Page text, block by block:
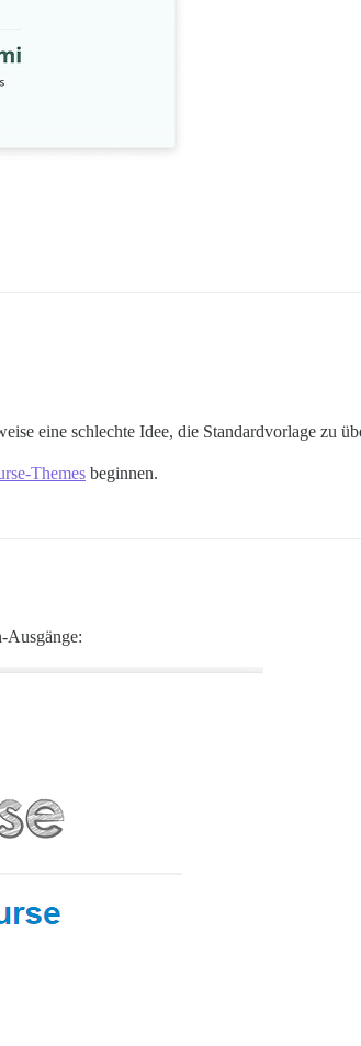
eine schlechte Idee, die Standardvorlage zu
Themes beginnen.
Ausgänge: